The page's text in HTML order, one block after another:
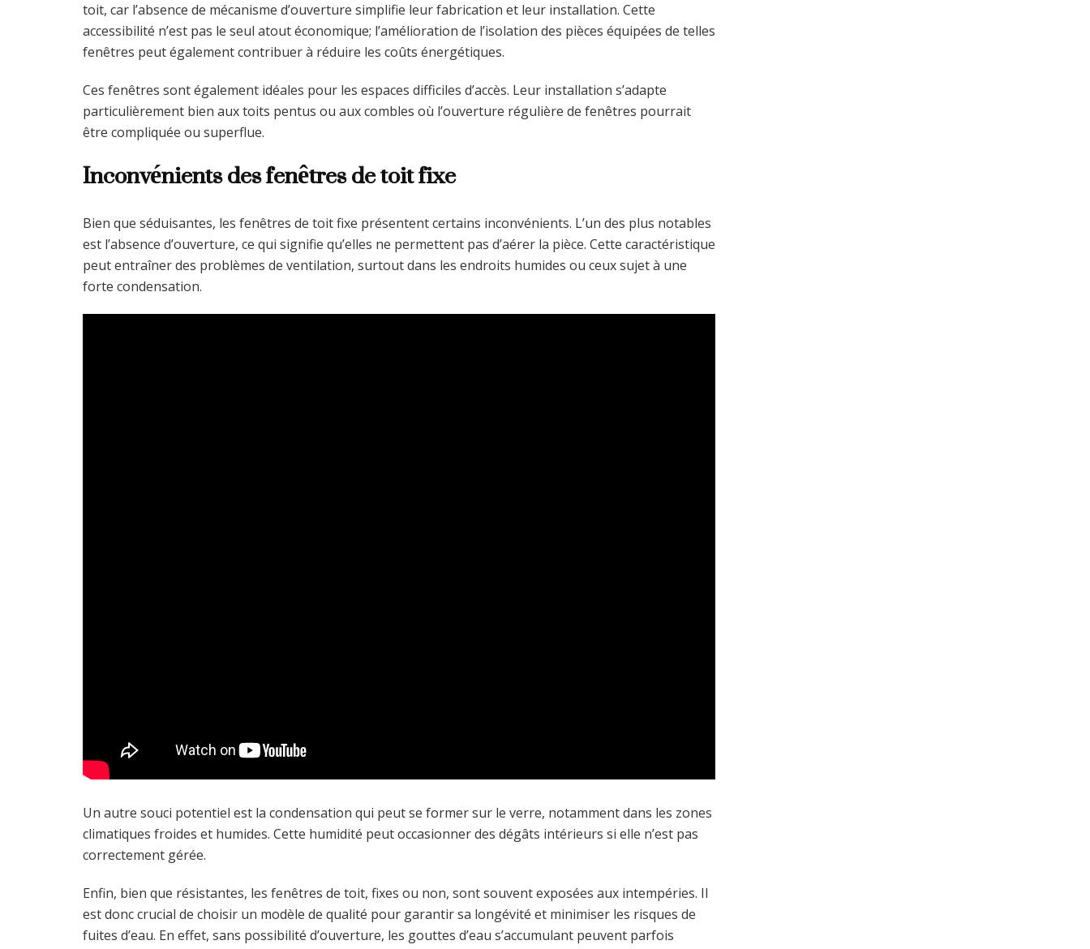
toit, car l’absence de mécanisme d’ouverture simplifie leur fabrication et leur installation. Cette
accessibilité n’est pas le seul atout économique; l’amélioration de l’isolation des pièces équipées de telles
fenêtres peut également contribuer à réduire les coûts énergétiques.
Ces fenêtres sont également idéales pour les espaces difficiles d’accès. Leur installation s’adapte
particulièrement bien aux toits pentus ou aux combles où l’ouverture régulière de fenêtres pourrait
être compliquée ou superflue.
Inconvénients des fenêtres de toit fixe
Bien que séduisantes, les fenêtres de toit fixe présentent certains inconvénients. L’un des plus notables
est l’absence d’ouverture, ce qui signifie qu’elles ne permettent pas d’aérer la pièce. Cette caractéristique
peut entraîner des problèmes de ventilation, surtout dans les endroits humides ou ceux sujet à une
forte condensation.
Un autre souci potentiel est la condensation qui peut se former sur le verre, notamment dans les zones
climatiques froides et humides. Cette humidité peut occasionner des dégâts intérieurs si elle n’est pas
correctement gérée.
Enfin, bien que résistantes, les fenêtres de toit, fixes ou non, sont souvent exposées aux intempéries. Il
est donc crucial de choisir un modèle de qualité pour garantir sa longévité et minimiser les risques de
fuites d’eau. En effet, sans possibilité d’ouverture, les gouttes d’eau s’accumulant peuvent parfois